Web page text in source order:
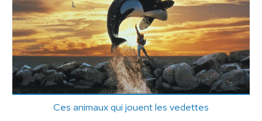
Ces animaux qui jouent les vedettes